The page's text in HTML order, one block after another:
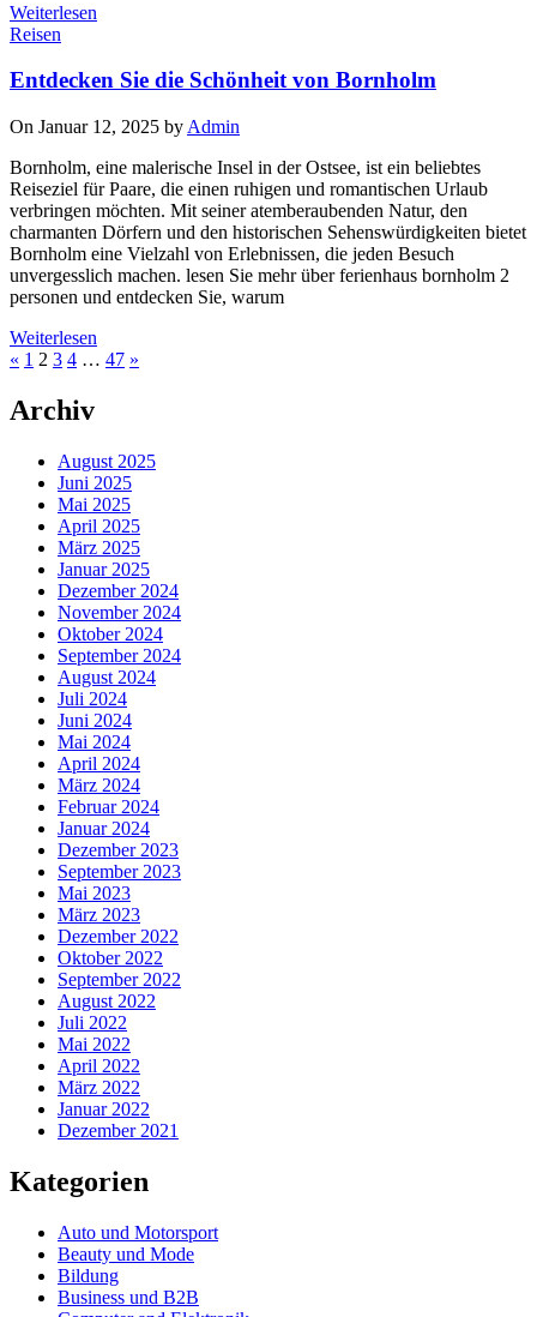
Weiterlesen
Reisen
Entdecken Sie die Schönheit von Bornholm
On Januar 12, 2025 by Admin
Bornholm, eine malerische Insel in der Ostsee, ist ein beliebtes
Reiseziel für Paare, die einen ruhigen und romantischen Urlaub
verbringen möchten. Mit seiner atemberaubenden Natur, den
charmanten Dörfern und den historischen Sehenswürdigkeiten bietet
Bornholm eine Vielzahl von Erlebnissen, die jeden Besuch
unvergesslich machen. lesen Sie mehr über ferienhaus bornholm 2
personen und entdecken Sie, warum
Weiterlesen
« 1 2 3 4 … 47 »
Archiv
August 2025
Juni 2025
Mai 2025
April 2025
März 2025
Januar 2025
Dezember 2024
November 2024
Oktober 2024
September 2024
August 2024
Juli 2024
Juni 2024
Mai 2024
April 2024
März 2024
Februar 2024
Januar 2024
Dezember 2023
September 2023
Mai 2023
März 2023
Dezember 2022
Oktober 2022
September 2022
August 2022
Juli 2022
Mai 2022
April 2022
März 2022
Januar 2022
Dezember 2021
Kategorien
Auto und Motorsport
Beauty und Mode
Bildung
Business und B2B